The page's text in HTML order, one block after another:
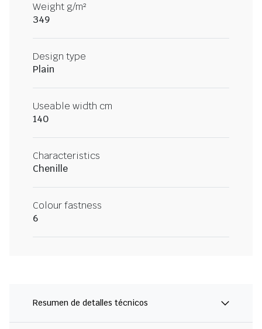
Weight g/m²
349
Design type
Plain
Useable width cm
140
Characteristics
Chenille
Colour fastness
6
Resumen de detalles técnicos